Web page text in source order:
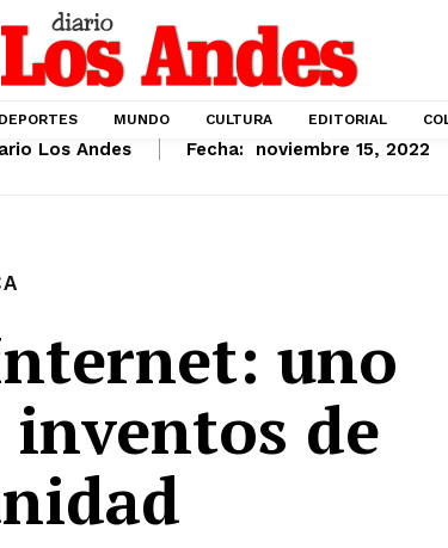
DEPORTES MUNDO CULTURA EDITORIAL
Los Andes Fecha: noviembre 15, 2022
uno
de